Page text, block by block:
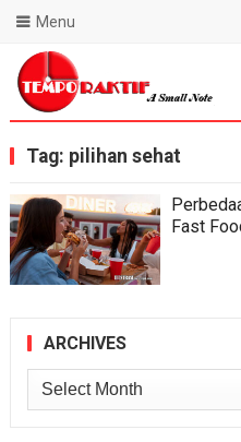
Blog Temporaktif
Menu
Tag: pilihan sehat
Fast
ARCHIVES
Archives